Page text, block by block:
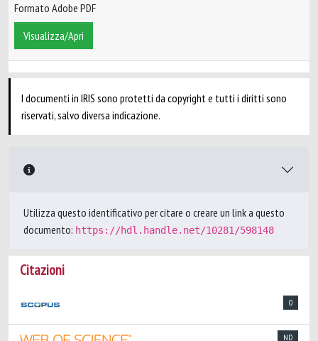
Formato Adobe PDF
Visualizza/Apri
I documenti in IRIS sono protetti da copyright e tutti i diritti sono
riservati, salvo diversa indicazione.
Utilizza questo identificativo per citare o creare un link a questo
documento: https://hdl.handle.net/10281/598148
Citazioni
0
ND